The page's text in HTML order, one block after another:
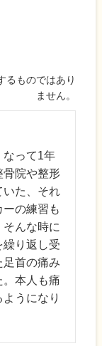
るものではあり
ません。
なって1年
骨院や整形
いた、それ
の練習も
んな時に
繰り返し受
足首の痛み
。本人も痛
うになり